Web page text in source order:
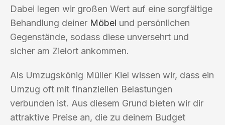
Dabei legen wir großen Wert auf eine sorgfältige
Behandlung deiner Möbel und persönlichen
Gegenstände, sodass diese unversehrt und
sicher am Zielort ankommen.
Als Umzugskönig Müller Kiel wissen wir, dass ein
Umzug oft mit finanziellen Belastungen
verbunden ist. Aus diesem Grund bieten wir dir
attraktive Preise an, die zu deinem Budget